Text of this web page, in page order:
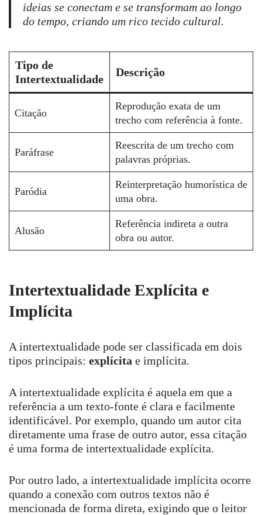
ideias se conectam e se transformam ao longo
do tempo, criando um rico tecido cultural.
Tipo de
Intertextualidade
Descrição
Citação
Reprodução exata de um
trecho com referência à fonte.
Paráfrase
Reescrita de um trecho com
palavras próprias.
Paródia
Reinterpretação humorística de
uma obra.
Alusão
Referência indireta a outra
obra ou autor.
Intertextualidade Explícita e
Implícita
A intertextualidade pode ser classificada em dois
tipos principais: explícita e implícita.
A intertextualidade explícita é aquela em que a
referência a um texto-fonte é clara e facilmente
identificável. Por exemplo, quando um autor cita
diretamente uma frase de outro autor, essa citação
é uma forma de intertextualidade explícita.
Por outro lado, a intertextualidade implícita ocorre
quando a conexão com outros textos não é
mencionada de forma direta, exigindo que o leitor